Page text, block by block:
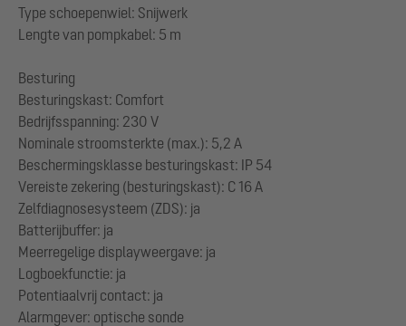
Type schoepenwiel: Snijwerk
Lengte van pompkabel: 5 m
Besturing
Besturingskast: Comfort
Bedrijfsspanning: 230 V
Nominale stroomsterkte (max.): 5,2 A
Beschermingsklasse besturingskast: IP 54
Vereiste zekering (besturingskast): C 16 A
Zelfdiagnosesysteem (ZDS): ja
Batterijbuffer: ja
Meerregelige displayweergave: ja
Logboekfunctie: ja
Potentiaalvrij contact: ja
Alarmgever: optische sonde